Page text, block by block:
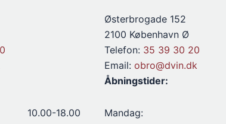
10.00-18.00
Østerbrogade 152
2100 København Ø
Telefon: 35 39 30 20
Email: obro@dvin.dk
Åbningstider:
Mandag: